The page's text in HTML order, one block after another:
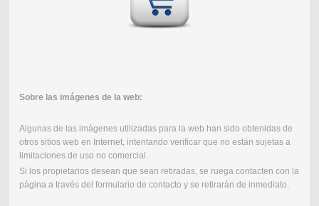
Sobre las imágenes de la web:
Algunas de las imágenes utilizadas para la web han sido obtenidas de
otros sitios web en Internet, intentando verificar que no están sujetas a
limitaciones de uso no comercial.
Si los propietarios desean que sean retiradas, se ruega contacten con la
página a través del formulario de contacto y se retirarán de inmediato.